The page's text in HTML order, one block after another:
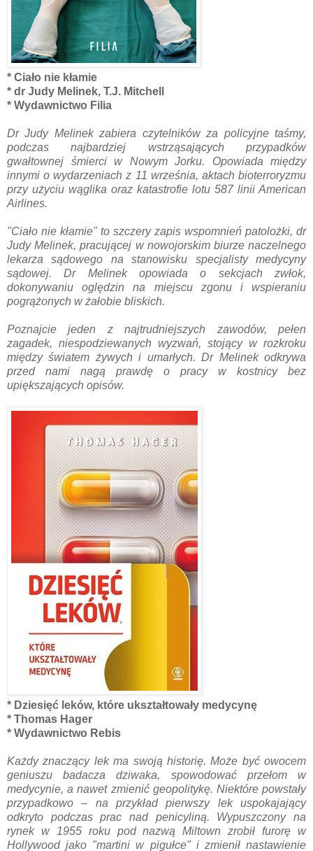
* Ciało nie kłamie
* dr Judy Melinek, T.J. Mitchell
* Wydawnictwo Filia
Dr Judy Melinek zabiera czytelników za policyjne taśmy,
podczas najbardziej wstrząsających przypadków
gwałtownej śmierci w Nowym Jorku. Opowiada między
innymi o wydarzeniach z 11 września, aktach bioterroryzmu
przy użyciu wąglika oraz katastrofie lotu 587 linii American
Airlines.
"Ciało nie kłamie" to szczery zapis wspomnień patolożki, dr
Judy Melinek, pracującej w nowojorskim biurze naczelnego
lekarza sądowego na stanowisku specjalisty medycyny
sądowej. Dr Melinek opowiada o sekcjach zwłok,
dokonywaniu oględzin na miejscu zgonu i wspieraniu
pogrążonych w żałobie bliskich.
Poznajcie jeden z najtrudniejszych zawodów, pełen
zagadek, niespodziewanych wyzwań, stojący w rozkroku
między światem żywych i umarłych. Dr Melinek odkrywa
przed nami nagą prawdę o pracy w kostnicy bez
upiększających opisów.
* Dziesięć leków, które ukształtowały medycynę
* Thomas Hager
* Wydawnictwo Rebis
Każdy znaczący lek ma swoją historię. Może być owocem
geniuszu badacza dziwaka, spowodować przełom w
medycynie, a nawet zmienić geopolitykę. Niektóre powstały
przypadkowo – na przykład pierwszy lek uspokajający
odkryto podczas prac nad penicyliną. Wypuszczony na
rynek w 1955 roku pod nazwą Miltown zrobił furorę w
Hollywood jako "martini w pigułce" i zmienił nastawienie